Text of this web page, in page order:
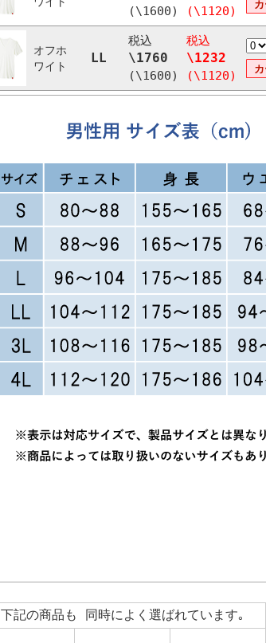
(\1600) (\1120)
オフホ
ワイト
LL
税込
\1760
(\1600)
税込
\1232
(\1120)
下記の商品も 同時によく選ばれています｡